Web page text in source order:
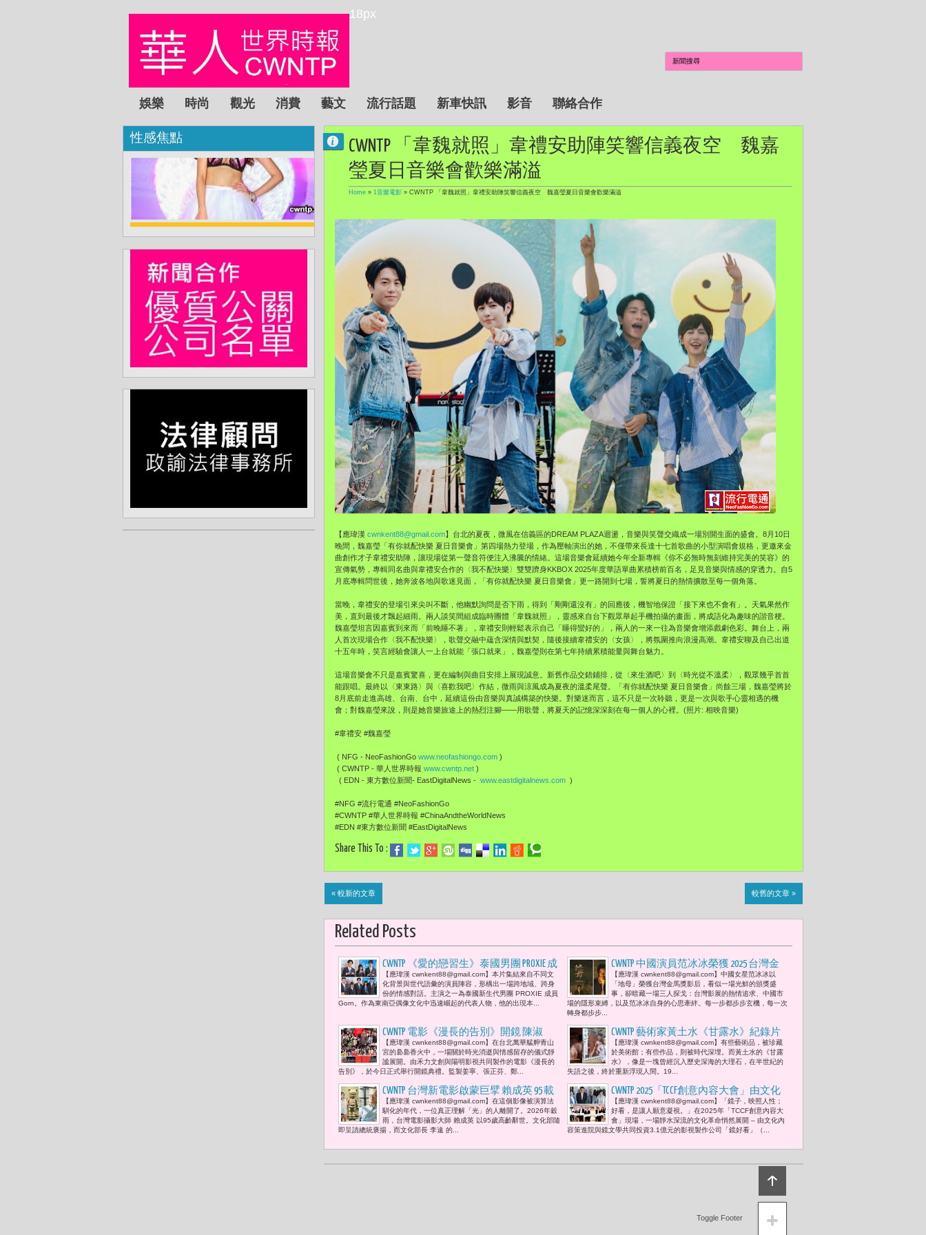
18px
娛樂 時尚 觀光 消費 藝文 流行話題 新車快訊 影音 聯絡合作
CWNTP 「韋魏就照」韋禮安助陣笑響信義夜空 魏嘉
瑩夏日音樂會歡樂滿溢
Home » 1音樂電影 » CWNTP 「韋魏就照」韋禮安助陣笑響信義夜空 魏嘉瑩夏日音樂會歡樂滿溢
【應瑋漢 cwnkent88@gmail.com】台北的夏夜，微風在信義區的DREAM PLAZA迴盪，音樂與笑聲交織成一場別開生面的盛會。8月10日
晚間，魏嘉瑩「有你就配快樂 夏日音樂會」第四場熱力登場，作為壓軸演出的她，不僅帶來長達十七首歌曲的小型演唱會規格，更邀來金
曲創作才子韋禮安助陣，讓現場從第一聲音符便注入沸騰的情緒。這場音樂會延續她今年全新專輯《你不必無時無刻維持完美的笑容》的
宣傳氣勢，專輯同名曲與韋禮安合作的〈我不配快樂〉雙雙躋身KKBOX 2025年度華語單曲累積榜前百名，足見音樂與情感的穿透力。自5
月底專輯問世後，她奔波各地與歌迷見面，「有你就配快樂 夏日音樂會」更一路開到七場，誓將夏日的熱情擴散至每一個角落。
當晚，韋禮安的登場引來尖叫不斷，他幽默詢問是否下雨，得到「剛剛還沒有」的回應後，機智地保證「接下來也不會有」。天氣果然作
美，直到最後才飄起細雨。兩人談笑間組成臨時團體「韋魏就照」，靈感來自台下觀眾舉起手機拍攝的畫面，將成語化為趣味的諧音梗。
魏嘉瑩坦言因嘉賓到來而「前晚睡不著」，韋禮安則輕鬆表示自己「睡得蠻好的」，兩人的一來一往為音樂會增添戲劇色彩。舞台上，兩
人首次現場合作〈我不配快樂〉，歌聲交融中蘊含深情與默契，隨後接續韋禮安的〈女孩〉，將氛圍推向浪漫高潮。韋禮安聊及自己出道
十五年時，笑言經驗會讓人一上台就能「張口就來」，魏嘉瑩則在第七年持續累積能量與舞台魅力。
這場音樂會不只是嘉賓驚喜，更在編制與曲目安排上展現誠意。新舊作品交錯鋪排，從〈來生酒吧〉到〈時光從不溫柔〉，觀眾幾乎首首
能跟唱。最終以〈東東路〉與〈喜歡我吧〉作結，微雨與涼風成為夏夜的溫柔尾聲。「有你就配快樂 夏日音樂會」尚餘三場，魏嘉瑩將於
8月底前走進高雄、台南、台中，延續這份由音樂與真誠構築的快樂。對樂迷而言，這不只是一次聆聽，更是一次與歌手心靈相遇的機
會；對魏嘉瑩來說，則是她音樂旅途上的熱烈注腳——用歌聲，將夏天的記憶深深刻在每一個人的心裡。(照片: 相映音樂)
#韋禮安 #魏嘉瑩
( NFG - NeoFashionGo www.neofashiongo.com )
( CWNTP - 華人世界時報 www.cwntp.net )
( EDN - 東方數位新聞- EastDigitalNews - www.eastdigitalnews.com )
#NFG #流行電通 #NeoFashionGo
#CWNTP #華人世界時報 #ChinaAndtheWorldNews
#EDN #東方數位新聞 #EastDigitalNews
Share This To :
« 較新的文章 較舊的文章 »
Related Posts
CWNTP 《愛的戀習生》泰國男團 PROXIE 成
員 Gorn、許紫柔、于常祐、ANITA、
(BabyMint 成員) 粼粼、ROBERT 為電影揭開
序幕「真正困難的從來不是『愛上
【應瑋漢 cwnkent88@gmail.com】本片集結來自不同文
化背景與世代語彙的演員陣容，形構出一場跨地域、跨身
份的情感對話。主演之一為泰國新生代男團 PROXIE 成員
Gorn。作為東南亞偶像文化中迅速崛起的代表人物，他的出現本...
CWNTP 中國演員范冰冰榮獲 2025 台灣金
馬獎影后 影后與兩岸電影圈宛如「色
戒」版的三人探戈 -- 步步玄機 步步驚險
【應瑋漢 cwnkent88@gmail.com】中國女星范冰冰以
「地母」榮獲台灣金馬獎影后，看似一場光鮮的頒獎盛
事，卻暗藏一場三人探戈：台灣影展的熱情追求、中國市
場的隱形束縛，以及范冰冰自身的心思牽絆。每一步都步步玄機，每一次
轉身都步步...
CWNTP 電影《漫長的告別》開鏡 陳淑
芳、王耀慶、李康生、尹馨 共同重拾家
的重量
【應瑋漢 cwnkent88@gmail.com】在台北萬華艋舺青山
宮的裊裊香火中，一場關於時光消逝與情感留存的儀式靜
謐展開。由禾力文創與陽明影視共同製作的電影《漫長的
告別》，於今日正式舉行開鏡典禮。監製姜寧、張正芬、鄭...
CWNTP 藝術家黃土水《甘露水》紀錄片
發表 一鑿一刻之間 臺灣終於聽見自己
的靈魂 胡寶莉深受感動「出生在台灣，
便應該為台灣做點事。」
【應瑋漢 cwnkent88@gmail.com】有些藝術品，被珍藏
於美術館；有些作品，則被時代深埋。而黃土水的《甘露
水》，像是一塊曾經沉入歷史深海的大理石，在半世紀的
失語之後，終於重新浮現人間。19...
CWNTP 台灣新電影啟蒙巨擘 賴成英 95 載
謙卑謝幕 李遠：「賴成英是許多電影大
師的導師。」兒媳于長君：「他待人如
春風的真誠，做人非常成功，所以晚年
如此幸福。」
【應瑋漢 cwnkent88@gmail.com】在這個影像被演算法
馴化的年代，一位真正理解「光」的人離開了。2026年穀
雨，台灣電影攝影大師 賴成英 以95歲高齡辭世。文化部隨
即呈請總統褒揚，而文化部長 李遠 的...
CWNTP 2025「TCCF創意內容大會」由文化
內容策進院與鏡文學共同投資3.1億「鏡
好看」正式宣告成立 董成瑜領軍陳昱俐
與嘉世強即將以《她殺之罪》、《有緣
再掛號》 、《鑽石與麵包》、《黑道牧
師》、《跳房子》、《獻給殺人魔的居
家清潔指南》、《蕉葉與樹的約定》等
【應瑋漢 cwnkent88@gmail.com】「鏡子，映照人性；
好看，是讓人願意凝視。」在2025年「TCCF創意內容大
會」現場，一場靜水深流的文化革命悄然展開 – 由文化內
容策進院與鏡文學共同投資3.1億元的影視製作公司「鏡好看」（...
性感焦點
Toggle Footer